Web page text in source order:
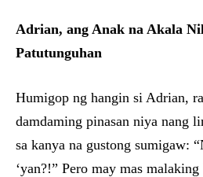
Adrian, ang Anak na Akala
Patutunguhan
Humigop ng hangin si Adrian,
damdaming pinasan niya nang
sa kanya na gustong sumigaw:
‘yan?!” Pero may mas